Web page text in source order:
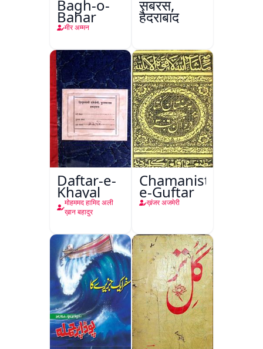
Bagh-o-
Bahar
मीर अम्मन
सबरस,
हैदराबाद
Daftar-e-
Khayal
मोहममद हामिद अली
ख़ान बहादुर
Chamanistan-
e-Guftar
ख़ंजर अजमेरी